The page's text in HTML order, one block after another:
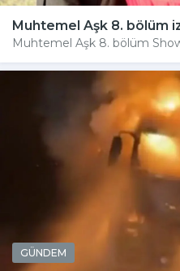
Muhtemel Aşk 8. bölüm
Muhtemel Aşk 8. bölüm Show
GÜNDEM